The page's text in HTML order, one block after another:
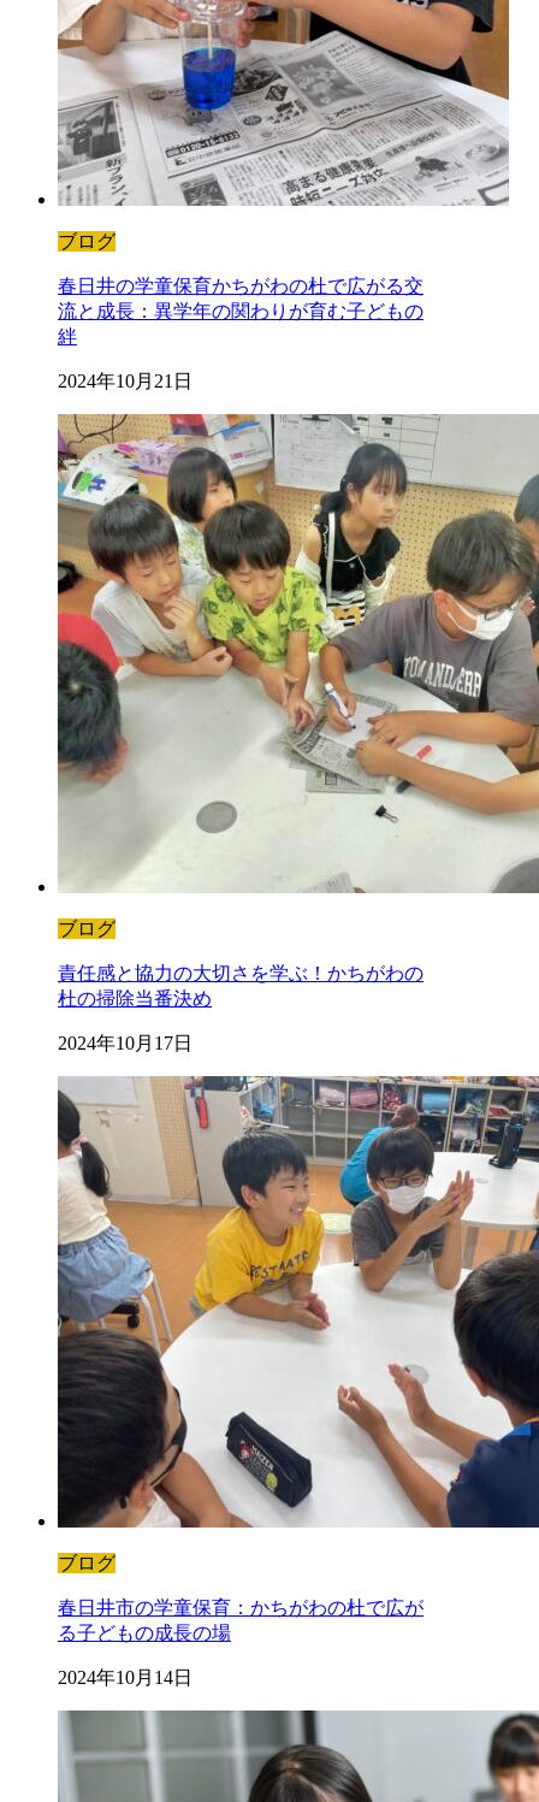
ブログ
春日井の学童保育かちがわの杜で広がる交
流と成長：異学年の関わりが育む子どもの
絆
2024年10月21日
ブログ
責任感と協力の大切さを学ぶ！かちがわの
杜の掃除当番決め
2024年10月17日
ブログ
春日井市の学童保育：かちがわの杜で広が
る子どもの成長の場
2024年10月14日